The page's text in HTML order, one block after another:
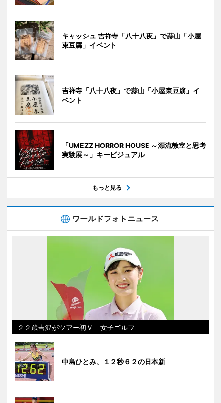
キャッシュ 吉祥寺「八十八夜」で蒜山「小屋
束豆腐」イベント
吉祥寺「八十八夜」で蒜山「小屋束豆腐」イ
ベント
「UMEZZ HORROR HOUSE ～漂流教室と思考
実験展～」キービジュアル
もっと見る
ワールドフォトニュース
２２歳吉沢がツアー初Ｖ 女子ゴルフ
中島ひとみ、１２秒６２の日本新